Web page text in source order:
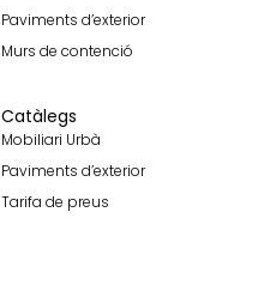
Paviments d’exterior
Murs de contenció
Catàlegs
Mobiliari Urbà
Paviments d’exterior
Tarifa de preus